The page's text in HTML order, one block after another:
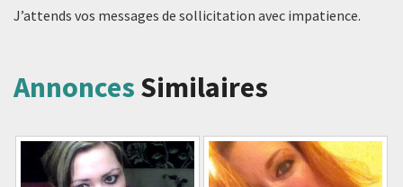
J’attends vos messages de sollicitation avec impatience.
Annonces Similaires